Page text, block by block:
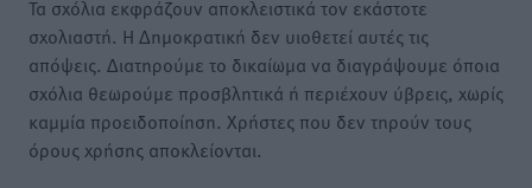
Τα σχόλια εκφράζουν αποκλειστικά τον εκάστοτε
σχολιαστή. Η Δημοκρατική δεν υιοθετεί αυτές τις
απόψεις. Διατηρούμε το δικαίωμα να διαγράψουμε όποια
σχόλια θεωρούμε προσβλητικά ή περιέχουν ύβρεις, χωρίς
καμμία προειδοποίηση. Χρήστες που δεν τηρούν τους
όρους χρήσης αποκλείονται.